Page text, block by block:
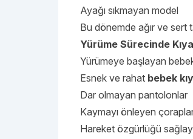
Ayağı sıkmayan model
Bu dönemde ağır ve sert
Yürüme Sürecinde
Yürümeye başlayan
Esnek ve rahat bebek
Dar olmayan pantolonlar
Kaymayı önleyen
Hareket özgürlüğü